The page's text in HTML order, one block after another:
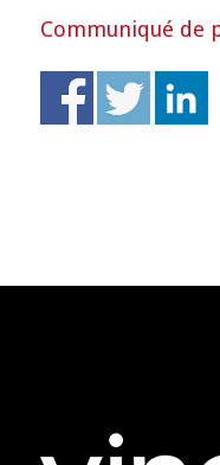
Communiqué de